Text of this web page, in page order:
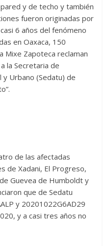
y de techo y también
fueron originadas por
6 años del fenómeno
en Oaxaca, 150
Mixe Zapoteca reclaman
la Secretaria de
Urbano (Sedatu) de
de las afectadas
de Xadani, El Progreso,
Guevea de Humboldt y
que de Sedatu
y 20201022G6AD29
y a casi tres años no